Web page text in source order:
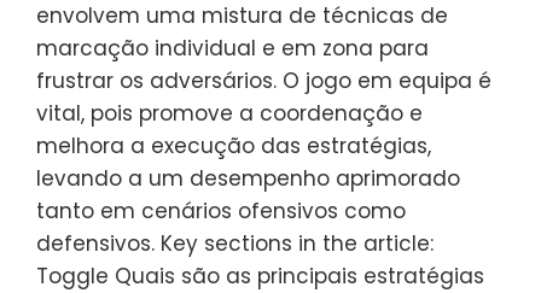
envolvem uma mistura de técnicas de
marcação individual e em zona para
frustrar os adversários. O jogo em equipa é
vital, pois promove a coordenação e
melhora a execução das estratégias,
levando a um desempenho aprimorado
tanto em cenários ofensivos como
defensivos. Key sections in the article:
Toggle Quais são as principais estratégias